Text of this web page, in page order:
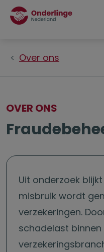
Over ons
OVER ONS
Uit onderzoek
misbruik wordt
verzekeringen.
schadelast binnen